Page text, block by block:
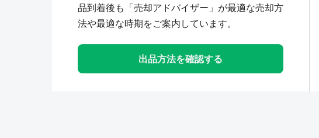
品到着後も「売却アドバイザー」が最適な売却方
法や最適な時期をご案内しています。
出品方法を確認する